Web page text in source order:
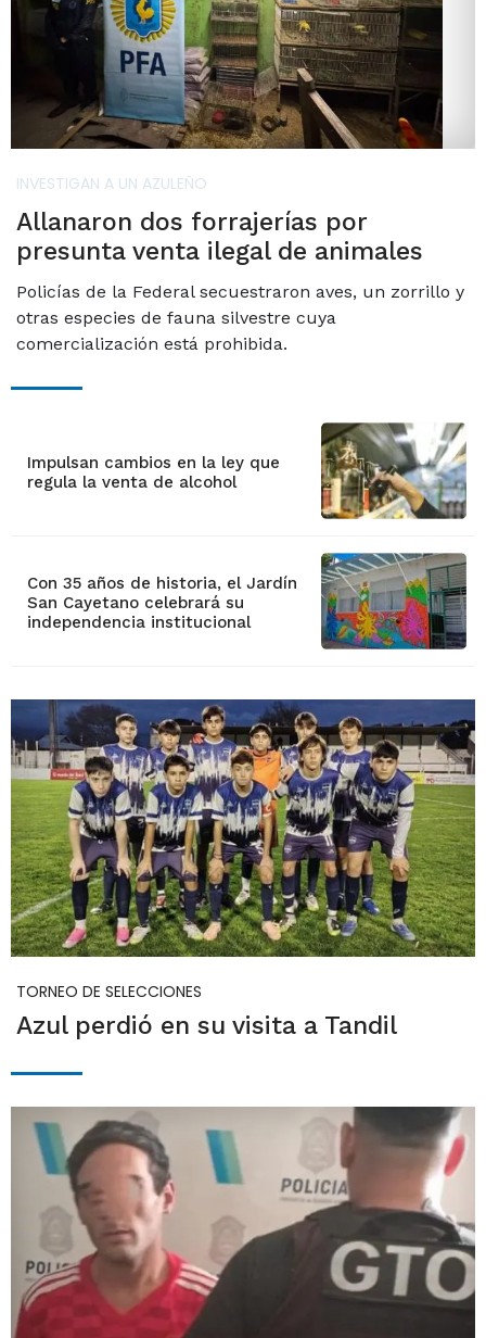
INVESTIGAN A UN AZULEÑO
Allanaron dos forrajerías por
presunta venta ilegal de animales
Policías de la Federal secuestraron aves, un zorrillo y
otras especies de fauna silvestre cuya
comercialización está prohibida.
Impulsan cambios en la ley que
regula la venta de alcohol
Con 35 años de historia, el Jardín
San Cayetano celebrará su
independencia institucional
TORNEO DE SELECCIONES
Azul perdió en su visita a Tandil